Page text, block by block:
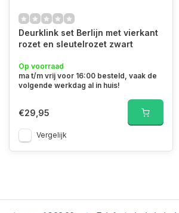
Deurklink set Berlijn met vierkant
rozet en sleutelrozet zwart
Op voorraad
ma t/m vrij voor 16:00 besteld, vaak de
volgende werkdag al in huis!
€29,95
Vergelijk